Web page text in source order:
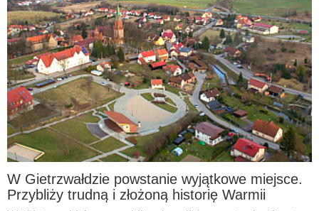
W Gietrzwałdzie powstanie wyjątkowe miejsce.
Przybliży trudną i złożoną historię Warmii